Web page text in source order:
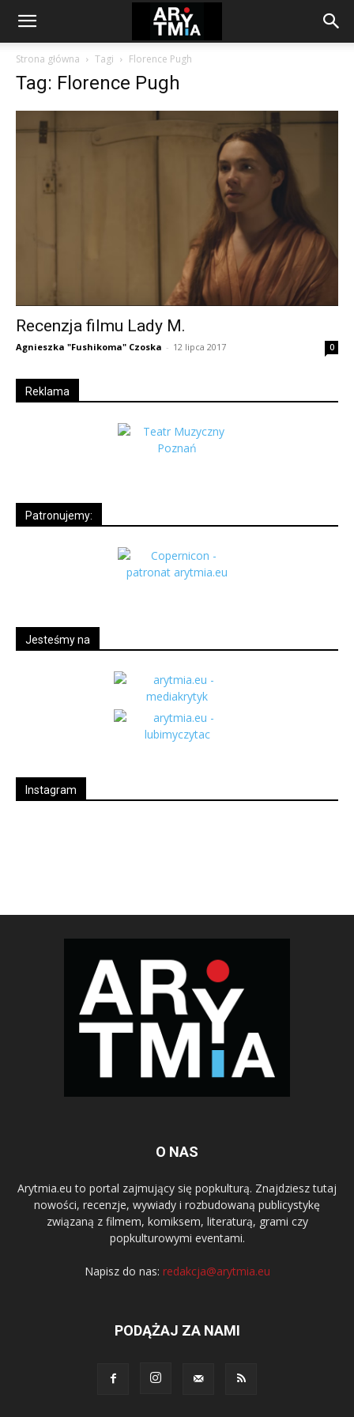
arytmia.eu
Strona główna Tagi Florence Pugh
Tag: Florence Pugh
Recenzja filmu Lady M.
Agnieszka "Fushikoma" Czoska - 12 lipca 2017 0
Reklama
Patronujemy:
Jesteśmy na
Instagram
O NAS
Arytmia.eu to portal zajmujący się popkulturą. Znajdziesz tutaj
nowości, recenzje, wywiady i rozbudowaną publicystykę
związaną z filmem, komiksem, literaturą, grami czy
popkulturowymi eventami.
Napisz do nas: redakcja@arytmia.eu
PODĄŻAJ ZA NAMI